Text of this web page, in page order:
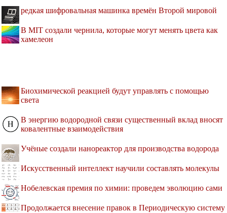
редкая шифровальная машинка времён Второй мировой
В MIT создали чернила, которые могут менять цвета как
хамелеон
Биохимической реакцией будут управлять с помощью
света
В энергию водородной связи существенный вклад вносят
ковалентные взаимодействия
Учёные создали нанореактор для производства водорода
Искусственный интеллект научили составлять молекулы
Нобелевская премия по химии: проведем эволюцию сами
Продолжается внесение правок в Периодическую систему